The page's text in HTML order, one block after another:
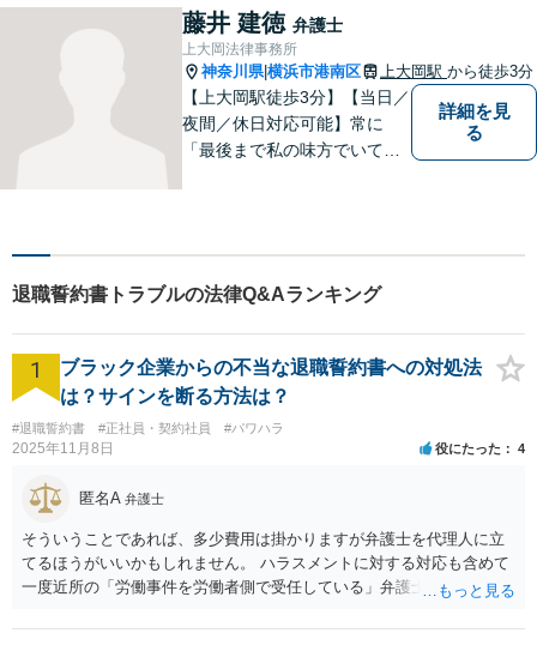
でも明るい未来のために尽力
しますのでご安心ください。
【駐車場有】
藤井 建徳 弁護士
上大岡法律事務所
神奈川県|横浜市港南区 上大岡駅 から徒歩3分
【上大岡駅徒歩3分】【当日／
夜間／休日対応可能】常に
「最後まで私の味方でいてく
の法律事務所として皆様のお
力になれればと考えておりま
す。
詳細を見
る
退職誓約書トラブルの法律Q&Aランキング
1
ブラック企業からの不当な退職誓約書への対処法
は？サインを断る方法は？
#退職誓約書 #正社員・契約社員 #パワハラ
2025年11月8日 役にたった 4
匿名A 弁護士
そういうことであれば、多少費用は掛かりますが弁護士を代理人に立
てるほうがいいかもしれません。 ハラスメントに対する対応も含めて
一度近所の「労働事件を労働者側で受任している」弁護士（労働弁護
している弁護士であればなお安心です。